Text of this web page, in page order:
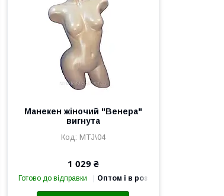
Манекен жіночий "Венера"
вигнута
MTJ\04
1 029 ₴
Готово до відправки Оптом і в роздріб